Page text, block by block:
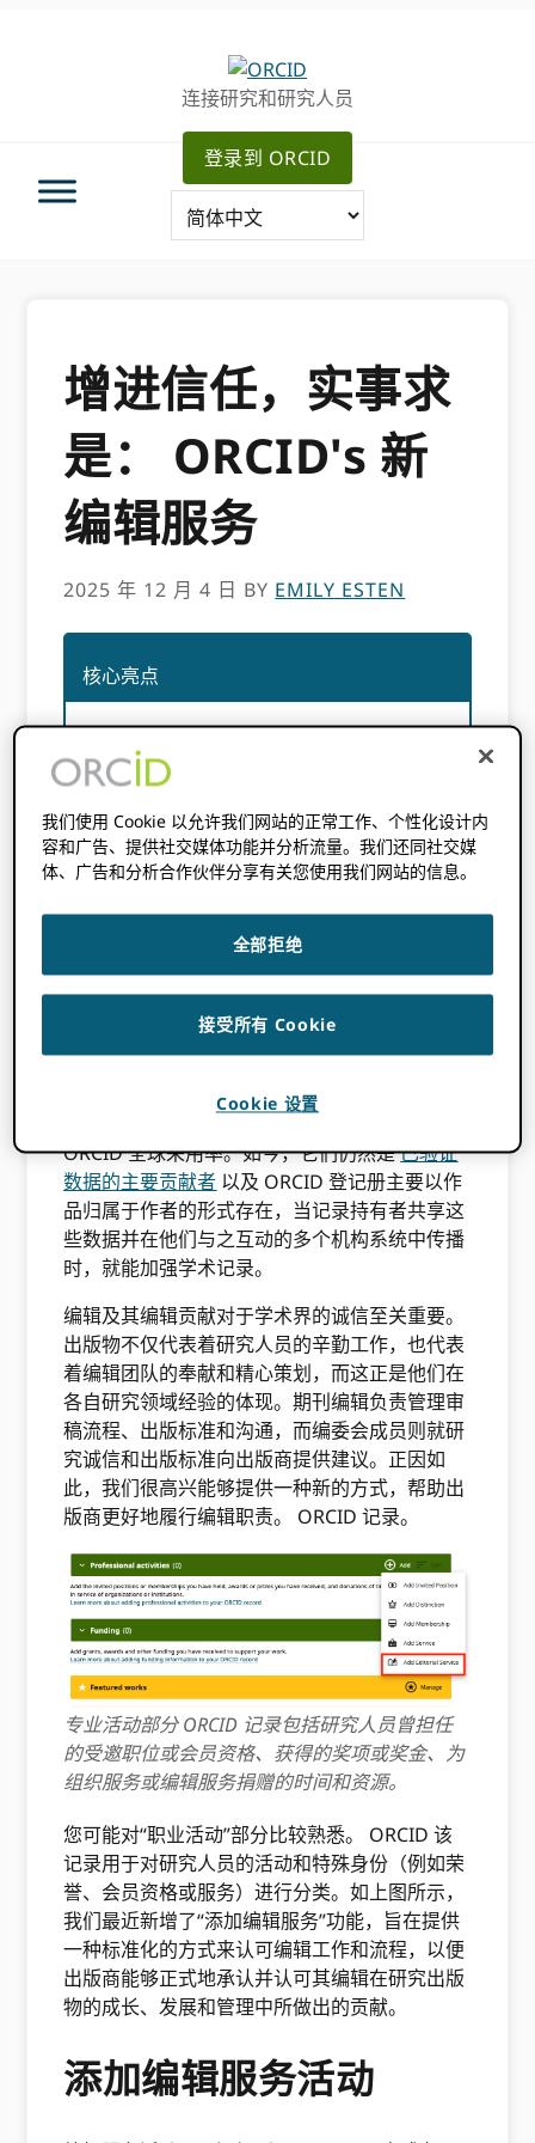
连接研究和研究人员
登录到 ORCID
增进信任，实事求
是： ORCID's 新
编辑服务
2025 年 12 月 4 日 BY EMILY ESTEN
核心亮点
ORCID 现在，出版商可以添加编辑服
务活动，以表彰期刊编辑的工作。
式添加： ORCID 成员 API。
收款和贷记 ORCID 编辑的身份识别码
ORCID 学术出版社有着悠久的历史。
出版商也位列其中。 ORCID最早也是最热情的
础资源。随着采用率的提高…… ORCID 开始发展
ORCID 全球采用率。如今，它们仍然是已验证
数据的主要贡献者 以及 ORCID 登记册主要以作
品归属于作者的形式存在，当记录持有者共享这
些数据并在他们与之互动的多个机构系统中传播
时，就能加强学术记录。
编辑及其编辑贡献对于学术界的诚信至关重要。
出版物不仅代表着研究人员的辛勤工作，也代表
着编辑团队的奉献和精心策划，而这正是他们在
各自研究领域经验的体现。期刊编辑负责管理审
稿流程、出版标准和沟通，而编委会成员则就研
究诚信和出版标准向出版商提供建议。正因如
此，我们很高兴能够提供一种新的方式，帮助出
版商更好地履行编辑职责。 ORCID 记录。
专业活动部分 ORCID 记录包括研究人员曾担任
的受邀职位或会员资格、获得的奖项或奖金、为
组织服务或编辑服务捐赠的时间和资源。
您可能对“职业活动”部分比较熟悉。 ORCID 该
记录用于对研究人员的活动和特殊身份（例如荣
誉、会员资格或服务）进行分类。如上图所示，
我们最近新增了“添加编辑服务”功能，旨在提供
一种标准化的方式来认可编辑工作和流程，以便
出版商能够正式地承认并认可其编辑在研究出版
物的成长、发展和管理中所做出的贡献。
添加编辑服务活动
我们使用 Cookie 以允许我们网站的正常工作、个性化设计内
容和广告、提供社交媒体功能并分析流量。我们还同社交媒
体、广告和分析合作伙伴分享有关您使用我们网站的信息。
全部拒绝
接受所有 Cookie
Cookie 设置